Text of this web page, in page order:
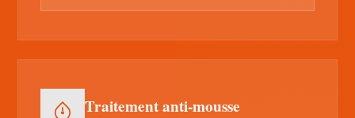
Traitement anti-mousse